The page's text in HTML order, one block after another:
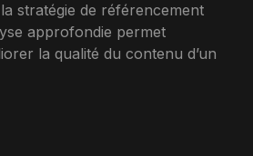
stratégie de référencement
approfondie permet
la qualité du contenu d’un